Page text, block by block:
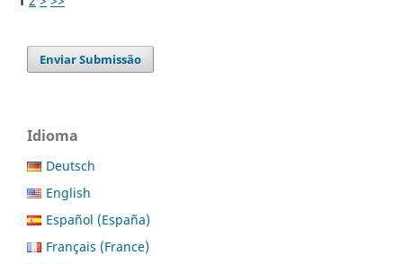
Enviar Submissão
Idioma
Deutsch
English
Español (España)
Français (France)